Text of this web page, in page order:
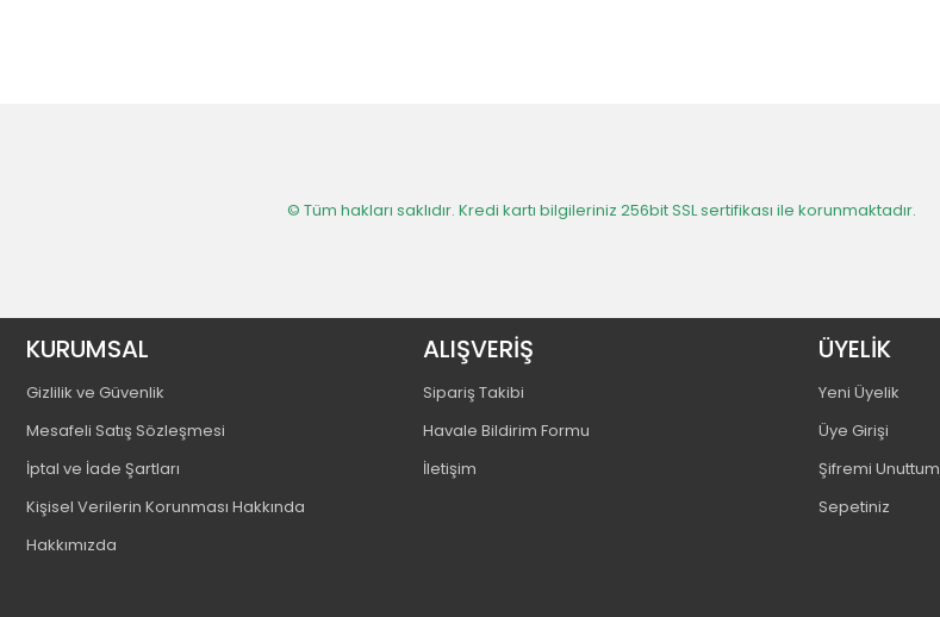
© Tüm hakları saklıdır. Kredi kartı bilgileriniz 256bit SSL sertifikası ile korunmaktadır.
KURUMSAL
Gizlilik ve Güvenlik
Mesafeli Satış Sözleşmesi
İptal ve İade Şartları
Kişisel Verilerin Korunması Hakkında
Hakkımızda
ALIŞVERİŞ
Sipariş Takibi
Havale Bildirim Formu
İletişim
ÜYELİK
Yeni Üyelik
Üye Girişi
Şifremi Unuttum
Sepetiniz